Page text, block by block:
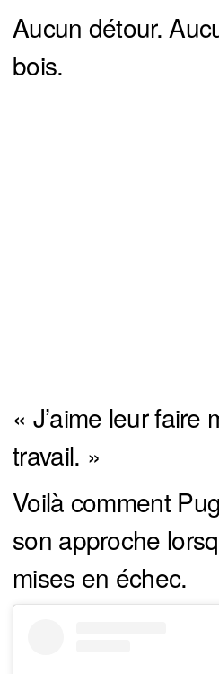
Aucun détour.
bois.
« J’aime leur faire
travail. »
Voilà comment
son approche
mises en échec.